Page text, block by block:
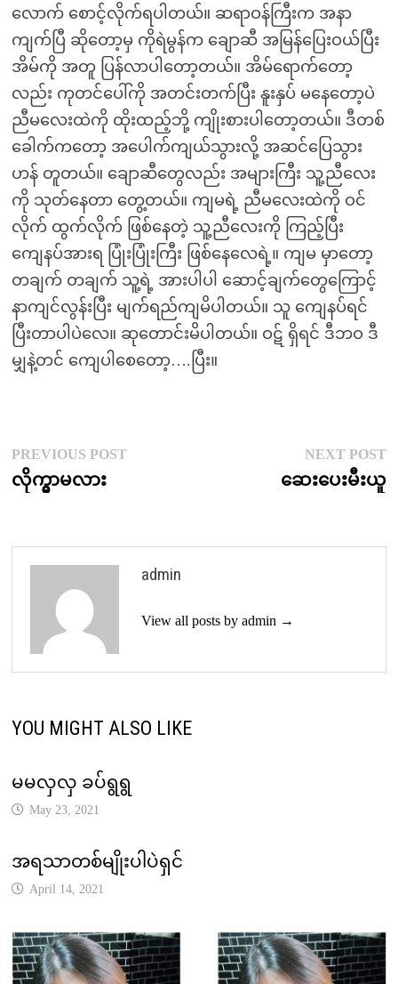
လောက် စောင့်လိုက်ရပါတယ်။ ဆရာဝန်ကြီးက အနာ
ကျက်ပြီ ဆိုတော့မှ ကိုရဲမွန်က ချောဆီ အမြန်ပြေးဝယ်ပြီး
အိမ်ကို အတူ ပြန်လာပါတော့တယ်။ အိမ်ရောက်တော့
လည်း ကုတင်ပေါ်ကို အတင်းတက်ပြီး နူးနှပ် မနေတော့ပဲ
ညီမလေးထဲကို ထိုးထည့်ဘို့ ကျိုးစားပါတော့တယ်။ ဒီတစ်
ခေါက်ကတော့ အပေါက်ကျယ်သွားလို့ အဆင်ပြေသွား
ဟန် တူတယ်။ ချောဆီတွေလည်း အများကြီး သူ့ညီလေး
ကို သုတ်နေတာ တွေ့တယ်။ ကျမရဲ့ ညီမလေးထဲကို ဝင်
လိုက် ထွက်လိုက် ဖြစ်နေတဲ့ သူ့ညီလေးကို ကြည့်ပြီး
ကျေနပ်အားရ ပြုံးပြုံးကြီး ဖြစ်နေလေရဲ့။ ကျမ မှာတော့
တချက် တချက် သူ့ရဲ့ အားပါပါ ဆောင့်ချက်တွေကြောင့်
နာကျင်လွန်းပြီး မျက်ရည်ကျမိပါတယ်။ သူ ကျေနပ်ရင်
ပြီးတာပါပဲလေ။ ဆုတောင်းမိပါတယ်။ ဝဋ် ရှိရင် ဒီဘဝ ဒီ
မျှနဲ့တင် ကျေပါစေတော့….ပြီး။
Post
navigation
PREVIOUS POSTPrevious
လိုက္မွာမလား
NEXT POST
ဆေးပေးမီးယူ
admin
View all posts by admin →
YOU MIGHT ALSO LIKE
မမလှလှ ခပ်ရွရွ
May 23, 2021
အရသာတစ်မျိုးပါပဲရှင်
April 14, 2021